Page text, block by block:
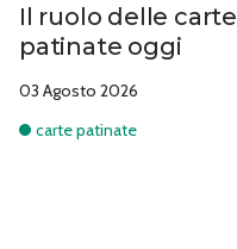
Il ruolo delle carte
patinate oggi
03 Agosto 2026
carte patinate